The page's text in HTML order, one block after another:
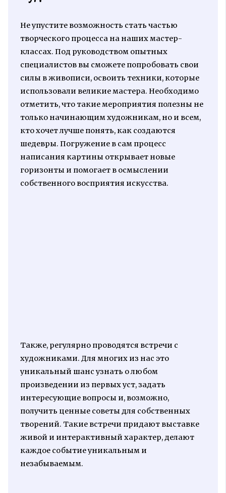
Не упустите возможность стать частью
творческого процесса на наших мастер-
классах. Под руководством опытных
специалистов вы сможете попробовать свои
силы в живописи, освоить техники, которые
использовали великие мастера. Необходимо
отметить, что такие мероприятия полезны не
только начинающим художникам, но и всем,
кто хочет лучше понять, как создаются
шедевры. Погружение в сам процесс
написания картины открывает новые
горизонты и помогает в осмыслении
собственного восприятия искусства.
Также, регулярно проводятся встречи с
художниками. Для многих из нас это
уникальный шанс узнать о любом
произведении из первых уст, задать
интересующие вопросы и, возможно,
получить ценные советы для собственных
творений. Такие встречи придают выставке
живой и интерактивный характер, делают
каждое событие уникальным и
незабываемым.